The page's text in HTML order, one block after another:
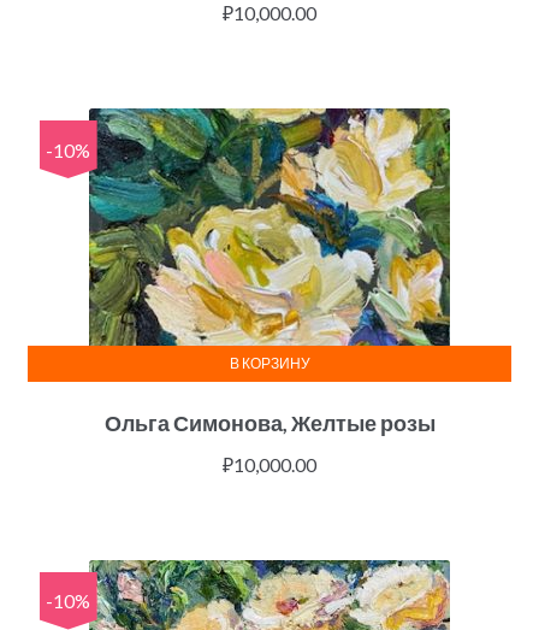
₽10,000.00
-10%
Ольга Симонова, Желтые розы
₽10,000.00
В КОРЗИНУ
-10%